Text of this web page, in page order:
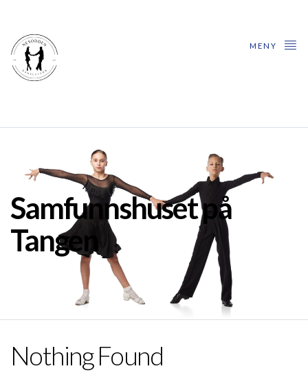
MENY
Samfunnshuset på
Tangen
Nothing Found